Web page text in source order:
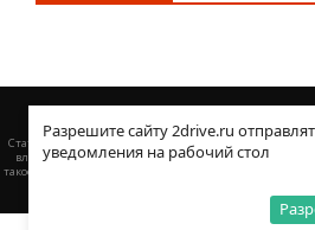
Разрешите сайту 2drive.ru
уведомления на рабочий стол
Статьи : Как выбрать подходящую транспортную
владельцу после ДТП — пошаговая инструкция по
такое быстрое банкротство и кому оно подходит